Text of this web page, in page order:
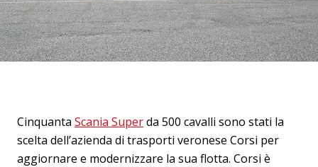
Cinquanta Scania Superda 500 cavalli sono stati la
scelta dell’azienda di trasporti veronese Corsi per
aggiornare e modernizzare la sua flotta. Corsi è